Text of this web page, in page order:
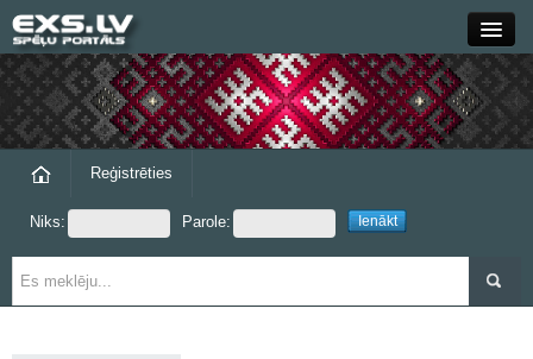
Close
Forums
Grupas
Reģistrēties
Niks: Parole: